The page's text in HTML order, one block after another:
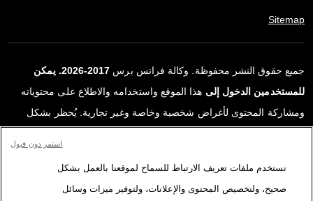
Sitemap
جميع حقوق النشر محفوظة. وكالة فرانس برس
2017-2026. يمكن
للمستخدمين الدخول إلى هذا الموقع واستخدامه والاطلاع على محتوياته
ومشاركة المحتوى لأغراض شخصية وخاصة وغير تجارية. يُحظر بشكل
ترخيص محددة موقعة مع وكالة فرانس برس. المواد والروابط الواردة في
التقارير، والتي لم تنتجها وكالة فرانس برس، مستخدمة فقط وبالقدر
نستخدم ملفات تعريف الارتباط للسماح لموقعنا بالعمل بشكل
صحيح، ولتخصيص المحتوى والإعلانات، ولتوفير ميزات وسائل
استمر دون قبول